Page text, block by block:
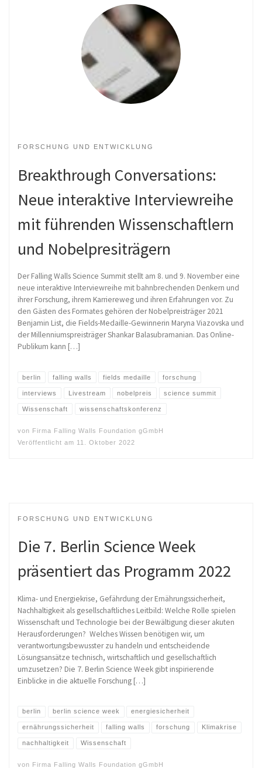
FORSCHUNG UND ENTWICKLUNG
Breakthrough Conversations:
Neue interaktive Interviewreihe
mit führenden Wissenschaftlern
und Nobelpresiträgern
Der Falling Walls Science Summit stellt am 8. und 9. November eine
neue interaktive Interviewreihe mit bahnbrechenden Denkern und
ihrer Forschung, ihrem Karriereweg und ihren Erfahrungen vor. Zu
den Gästen des Formates gehören der Nobelpreisträger 2021
Benjamin List, die Fields-Medaille-Gewinnerin Maryna Viazovska und
der Millenniumspreisträger Shankar Balasubramanian. Das Online-
Publikum kann […]
berlin falling walls fields medaille forschung
interviews Livestream nobelpreis science summit
Wissenschaft wissenschaftskonferenz
von Firma Falling Walls Foundation gGmbH
Veröffentlicht am 11. Oktober 2022
FORSCHUNG UND ENTWICKLUNG
Die 7. Berlin Science Week
präsentiert das Programm 2022
Klima- und Energiekrise, Gefährdung der Ernährungssicherheit,
Nachhaltigkeit als gesellschaftliches Leitbild: Welche Rolle spielen
Wissenschaft und Technologie bei der Bewältigung dieser akuten
Herausforderungen? Welches Wissen benötigen wir, um
verantwortungsbewusster zu handeln und entscheidende
Lösungsansätze technisch, wirtschaftlich und gesellschaftlich
umzusetzen? Die 7. Berlin Science Week gibt inspirierende
Einblicke in die aktuelle Forschung […]
berlin berlin science week energiesicherheit
ernährungssicherheit falling walls forschung Klimakrise
nachhaltigkeit Wissenschaft
von Firma Falling Walls Foundation gGmbH